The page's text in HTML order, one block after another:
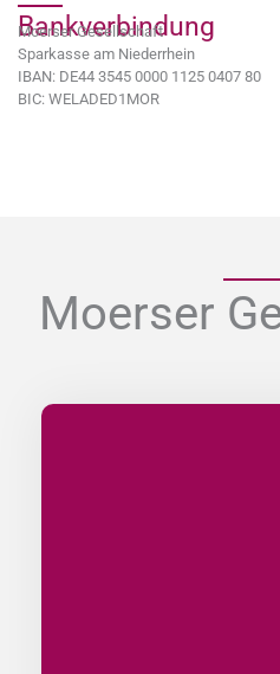
Bankverbindung
Moerser Gesellschaft
Sparkasse am Niederrhein
IBAN: DE44 3545 0000 1125 0407 80
BIC: WELADED1MOR
Moerser